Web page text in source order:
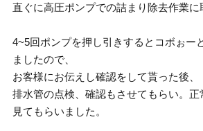
直ぐに高圧ポンプでの詰まり除去作業に
4~5回ポンプを押し引きするとコボぉー
ましたので、
お客様にお伝えし確認をして貰った後、
排水管の点検、確認もさせてもらい。
見てもらいました。